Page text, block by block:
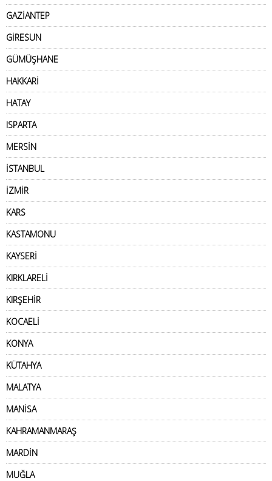
GAZİANTEP
GİRESUN
GÜMÜŞHANE
HAKKARİ
HATAY
ISPARTA
MERSİN
İSTANBUL
İZMİR
KARS
KASTAMONU
KAYSERİ
KIRKLARELİ
KIRŞEHİR
KOCAELİ
KONYA
KÜTAHYA
MALATYA
MANİSA
KAHRAMANMARAŞ
MARDİN
MUĞLA